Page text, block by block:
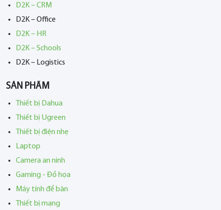
D2K – CRM
D2K – Office
D2K – HR
D2K – Schools
D2K – Logistics
SẢN PHẨM
Thiết bị Dahua
Thiết bị Ugreen
Thiết bị điện nhẹ
Laptop
Camera an ninh
Gaming - Đồ họa
Máy tính để bàn
Thiết bị mạng